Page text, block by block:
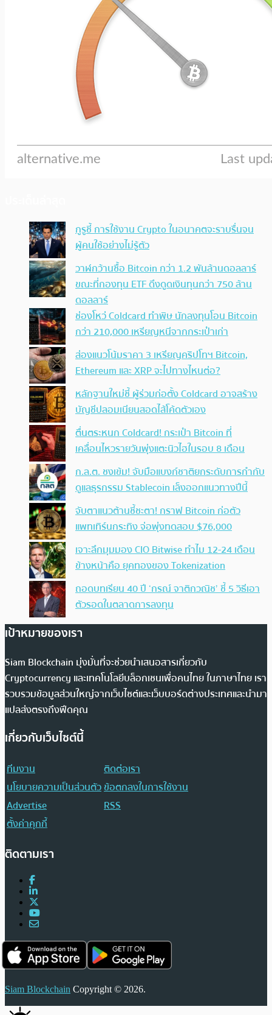
กูรูชี้ การใช้งาน Crypto ในอนาคตจะราบรื่นจน
ผู้คนใช้อย่างไม่รู้ตัว
วาฬกว้านซื้อ Bitcoin กว่า 1.2 พันล้านดอลลาร์
ขณะที่กองทุน ETF ดึงดูดเงินทุนกว่า 750 ล้าน
ดอลลาร์
ช่องโหว่ Coldcard ทำพิษ นักลงทุนโอน Bitcoin
กว่า 210,000 เหรียญหนีจากกระเป๋าเก่า
ส่องแนวโน้มราคา 3 เหรียญคริปโทฯ Bitcoin,
Ethereum และ XRP จะไปทางไหนต่อ?
หลักฐานใหม่ชี้ ผู้ร่วมก่อตั้ง Coldcard อาจสร้าง
บัญชีปลอมเนียนสอดไส้โค้ดตัวเอง
ตื่นตระหนก Coldcard! กระเป๋า Bitcoin ที่
เคลื่อนไหวรายวันพุ่งแตะนิวไฮในรอบ 8 เดือน
ก.ล.ต. ชงเข้ม! จับมือแบงก์ชาติยกระดับการกำกับ
ดูแลธุรกรรม Stablecoin เล็งออกแนวทางปีนี้
จับตาแนวต้านชี้ชะตา! กราฟ Bitcoin ก่อตัว
แพทเทิร์นกระทิง จ่อพุ่งทดสอบ $76,000
เจาะลึกมุมมอง CIO Bitwise ทำไม 12-24 เดือน
ข้างหน้าคือ ยุคทองของ Tokenization
ถอดบทเรียน 40 ปี ‘กรณ์ จาติกวณิช’ ชี้ 5 วิธีเอา
ตัวรอดในตลาดการลงทุน
เป้าหมายของเรา
Siam Blockchain มุ่งมั่นที่จะช่วยนำเสนอสารเกี่ยวกับ
Cryptocurrency และเทคโนโลยีบล็อกเชนเพื่อคนไทย ในภาษาไทย เรา
รวบรวมข้อมูลส่วนใหญ่จากเว็บไซต์และเว็บบอร์ดต่างประเทศและนำมา
แปลส่งตรงถึงฟีดคุณ
เกี่ยวกับเว็บไซต์นี้
ทีมงาน
ติดต่อเรา
นโยบายความเป็นส่วนตัวข้อตกลงในการใช้งาน
Advertise
RSS
ตั้งค่าคุกกี้
ติดตามเรา
Siam Blockchain Copyright © 2026.